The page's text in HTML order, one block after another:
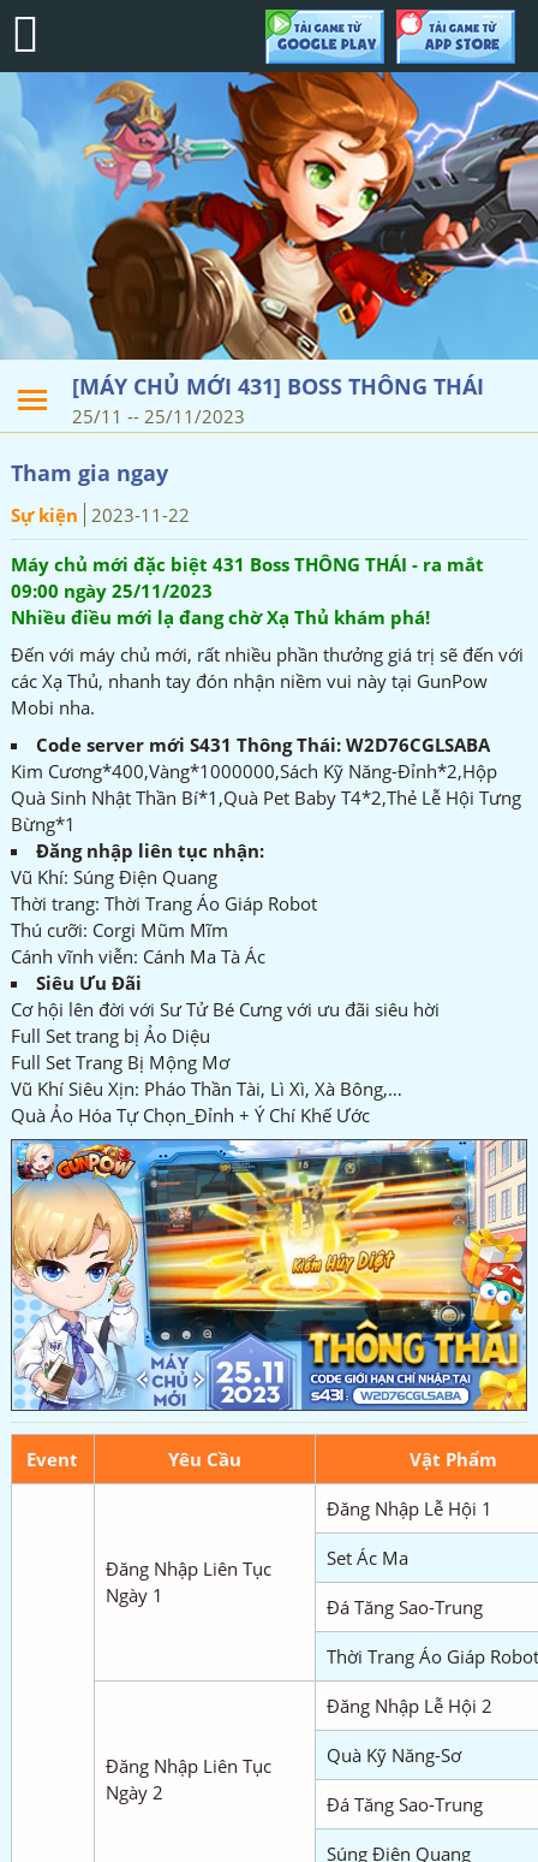
[MÁY CHỦ MỚI 431] BOSS THÔNG THÁI
25/11 -- 25/11/2023
Tham gia ngay
Sự kiện 2023-11-22
Máy chủ mới đặc biệt 431 Boss THÔNG THÁI - ra mắt
09:00 ngày 25/11/2023
Nhiều điều mới lạ đang chờ Xạ Thủ khám phá!
Đến với máy chủ mới, rất nhiều phần thưởng giá trị sẽ đến với
các Xạ Thủ, nhanh tay đón nhận niềm vui này tại GunPow
Mobi nha.
Code server mới S431 Thông Thái: W2D76CGLSABA
Kim Cương*400,Vàng*1000000,Sách Kỹ Năng-Đỉnh*2,Hộp
Quà Sinh Nhật Thần Bí*1,Quà Pet Baby T4*2,Thẻ Lễ Hội Tưng
Bừng*1
Đăng nhập liên tục nhận:
Vũ Khí: Súng Điện Quang
Thời trang: Thời Trang Áo Giáp Robot
Thú cưỡi: Corgi Mũm Mĩm
Cánh vĩnh viễn: Cánh Ma Tà Ác
Siêu Ưu Đãi
Cơ hội lên đời với Sư Tử Bé Cưng với ưu đãi siêu hời
Full Set trang bị Ảo Diệu
Full Set Trang Bị Mộng Mơ
Vũ Khí Siêu Xịn: Pháo Thần Tài, Lì Xì, Xà Bông,…
Quà Ảo Hóa Tự Chọn_Đỉnh + Ý Chí Khế Ước
Event Yêu Cầu Vật Phẩm
Đăng Nhập Liên Tục
Ngày 1
Đăng Nhập Lễ Hội 1
Set Ác Ma
Đá Tăng Sao-Trung
Thời Trang Áo Giáp Robot
Đăng Nhập Liên Tục
Ngày 2
Đăng Nhập Lễ Hội 2
Quà Kỹ Năng-Sơ
Đá Tăng Sao-Trung
Súng Điện Quang